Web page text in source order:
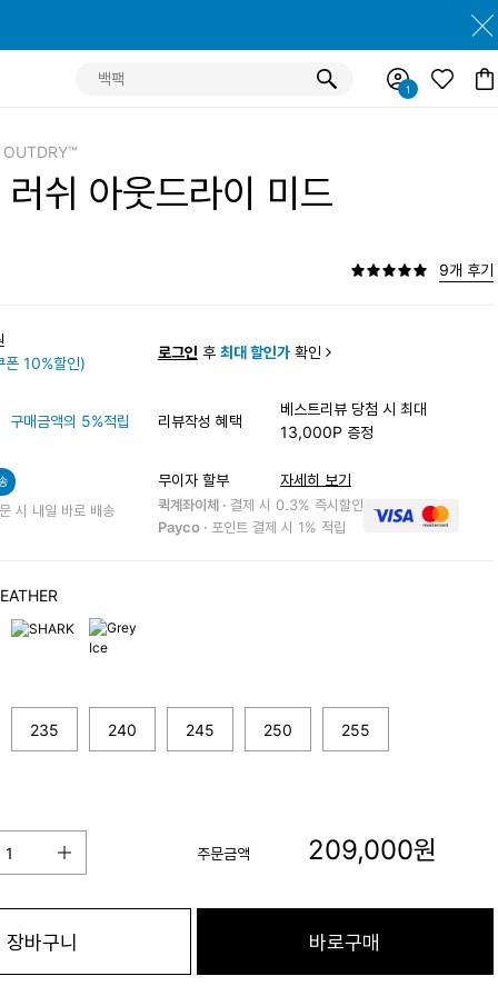
OUTDRY™
쉬 아웃드라이 미드
9개 후기
폰 10%할인)
로그인 후 최대 할인가확인
구매금액의 5%적립 리뷰작성 혜택
베스트리뷰 당첨 시 최대
13,000P 증정
시 내일 바로 배송
무이자 할부 자세히 보기
퀵계좌이체 · 결제 시 0.3% 즉시할인
Payco · 포인트 결제 시 1% 적립
235 240 245 250 255
주문금액 209,000원
장바구니 바로구매